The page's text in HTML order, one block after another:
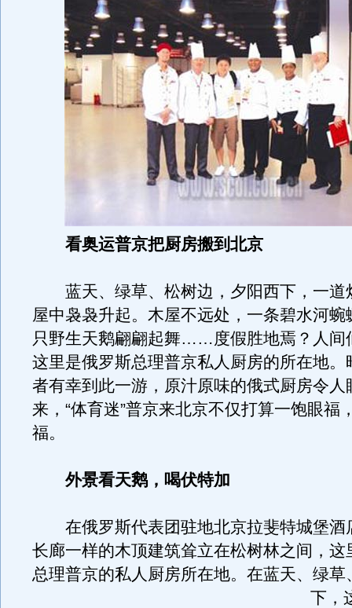
看奥运普京把厨房搬到北京
蓝天、绿草、松树边，夕阳西下，一道
屋中袅袅升起。木屋不远处，一条碧水河蜿
只野生天鹅翩翩起舞……度假胜地焉？人间
这里是俄罗斯总理普京私人厨房的所在地。
者有幸到此一游，原汁原味的俄式厨房令人
来，“体育迷”普京来北京不仅打算一饱眼福
福。
外景看天鹅，喝伏特加
在俄罗斯代表团驻地北京拉斐特城堡酒
长廊一样的木顶建筑耸立在松树林之间，这
总理普京的私人厨房所在地。 在蓝天、绿草
下，